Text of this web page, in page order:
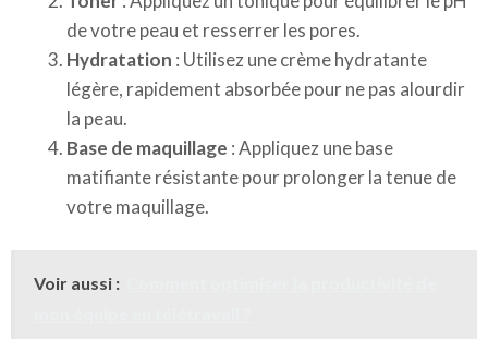
de votre peau et resserrer les pores.
Hydratation : Utilisez une crème hydratante
légère, rapidement absorbée pour ne pas alourdir
la peau.
Base de maquillage : Appliquez une base
matifiante résistante pour prolonger la tenue de
votre maquillage.
Voir aussi :